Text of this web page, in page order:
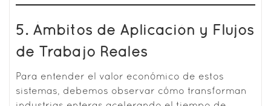
5. Ámbitos de Aplicación y Flujos
de Trabajo Reales
Para entender el valor económico de estos
sistemas, debemos observar cómo transforman